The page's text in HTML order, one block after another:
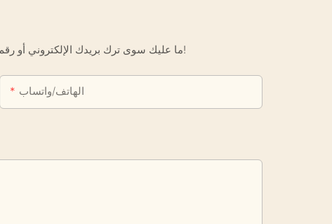
ما عليك سوى ترك بريدك الإلكتروني أو رقم هاتفك في نموذج الاتصال حتى نتمكن من إرسال عرض أسعار مجاني لك لمجموعة واسعة من التصاميم لدينا!
الهاتف/واتساب